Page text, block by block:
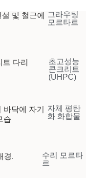
그라우팅
모르타르
초고성능
콘크리트
(UHPC)
자체 평탄
화 화합물
수리 모르타
르